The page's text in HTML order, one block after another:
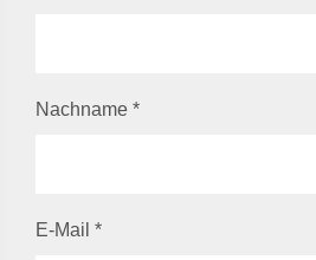
Nachname *
E-Mail *